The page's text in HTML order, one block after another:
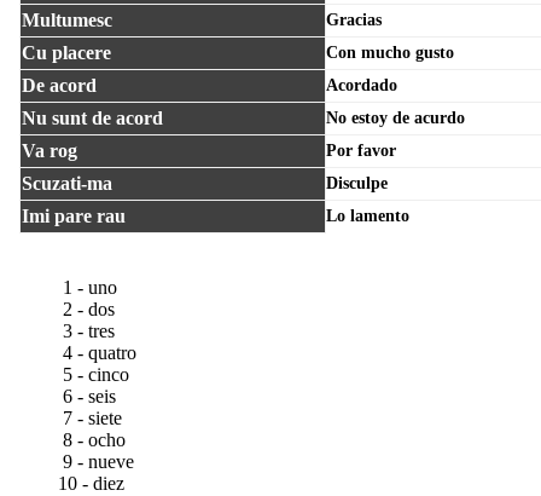
Multumesc Gracias
Cu placere Con mucho gusto
De acord Acordado
Nu sunt de acord No estoy de acurdo
Va rog Por favor
Scuzati-ma Disculpe
Imi pare rau Lo lamento
1 - uno
2 - dos
3 - tres
4 - quatro
5 - cinco
6 - seis
7 - siete
8 - ocho
9 - nueve
10 - diez